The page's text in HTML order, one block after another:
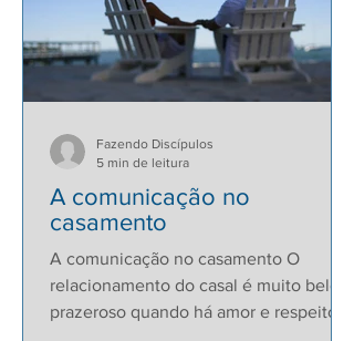
A comunicação no
casamento
A comunicação no casamento O
relacionamento do casal é muito belo e
prazeroso quando há amor e respeito,
Fazendo Discípulos
5 min de leitura